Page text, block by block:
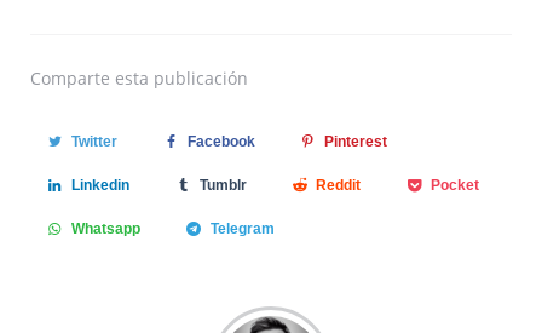
Comparte esta publicación
Twitter Facebook Pinterest
Linkedin Tumblr Reddit Pocket
Whatsapp Telegram